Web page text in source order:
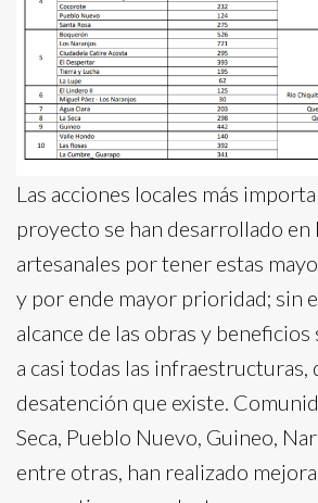
Las acciones locales más
proyecto se han desarrollado en
artesanales por tener estas
y por ende mayor prioridad; sin
alcance de las obras y beneficios
a casi todas las infraestructuras,
desatención que existe.
Seca, Pueblo Nuevo, Guineo,
entre otras, han realizado